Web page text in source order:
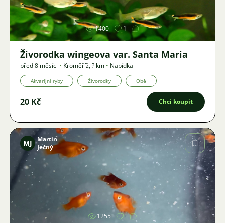
1400 1
Živorodka wingeova var. Santa Maria
před 8 měsíci • Kroměříž,? km • Nabídka
Akvarijní ryby Živorodky Obě
20 Kč Chci koupit
Obrázek
MJ
Martin
Ječný
1255